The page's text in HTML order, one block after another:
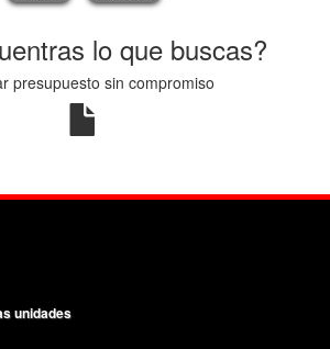
lo que buscas?
presupuesto sin compromiso
unidades